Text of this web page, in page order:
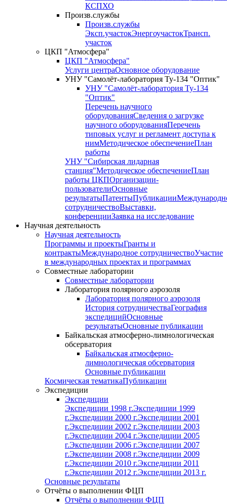
КСПХО
Произв.службы
Произв.службы
Эксп.участокЭнергоучастокТрансп.
участок
ЦКП "Атмосфера"
ЦКП "Атмосфера"
Услуги центраОсновное оборудование
УНУ "Самолёт-лаборатория Ту-134 "Оптик"
УНУ "Самолёт-лаборатория Ту-134
"Оптик"
Перечень научного
оборудованияСведения о загрузке
научного оборудованияПеречень
типовых услуг и регламент доступа к
нимМетодическое обеспечениеПлан
работы
УНУ "Сибирская лидарная
станция"Методическое обеспечениеПлан
работы ЦКПОрганизации-
пользователиОсновные
результатыПатентыПубликации
сотрудничествоВыставки,
конференцииЗаявка на исследование
Научная деятельность
Научная деятельность
Программы и проектыГранты и
контрактыМеждународное сотрудничествоУчастие
в международных проектах и программах
Совместные лаборатории
Совместные лаборатории
Лаборатория полярного аэрозоля
Лаборатория полярного аэрозоля
История сотрудничестваГеография
экспедицийОсновные
результатыОсновные публикации
Байкальская атмосферно-лимнологическая
обсерватория
Байкальская атмосферно-
лимнологическая обсерватория
Основные публикации
Космическая тематикаПубликации
Экспедиции
Экспедиции
Экспедиции 1998 г.Экспедиции 1999
г.Экспедиции 2000 г.Экспедиции 2001
г.Экспедиции 2002 г.Экспедиции 2003
г.Экспедиции 2004 г.Экспедиции 2005
г.Экспедиции 2006 г.Экспедиции 2007
г.Экспедиции 2008 г.Экспедиции 2009
г.Экспедиции 2010 г.Экспедиции 2011
г.Экспедиции 2012 г.Экспедиции 2013 г.
Основные результаты
Отчёты о выполнении ФЦП
Отчёты о выполнении ФЦП